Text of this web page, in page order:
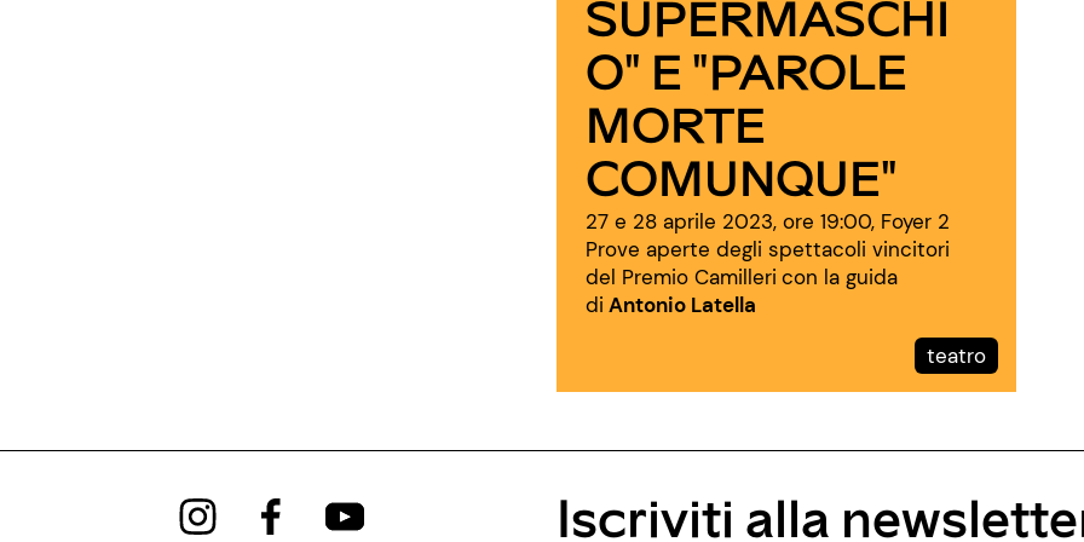
SUPERMASCHI
O" E "PAROLE
MORTE
COMUNQUE"
27 e 28 aprile 2023, ore 19:00, Foyer 2
Prove aperte degli spettacoli vincitori
del Premio Camilleri con la guida
di Antonio Latella
teatro
Iscriviti alla